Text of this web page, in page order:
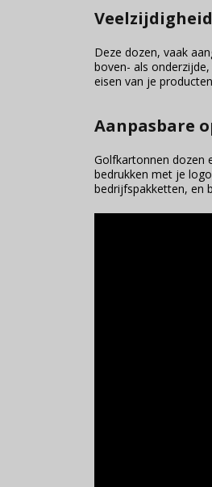
Deze dozen, vaak
boven- als
eisen van je
Aanpasbare
Golfkartonnen dozen
bedrukken met je
bedrijfspakketten, en